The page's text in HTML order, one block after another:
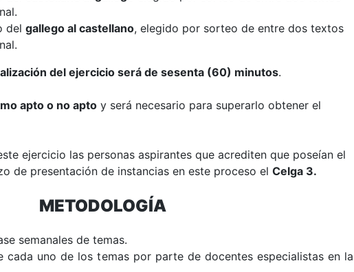
del gallego al castellano, elegido por sorteo de entre dos textos
del ejercicio será de sesenta (60) minutos.
apto o no apto y será necesario para superarlo obtener el
ejercicio las personas aspirantes que acrediten que poseían el
de presentación de instancias en este proceso el Celga 3.
METODOLOGÍA
semanales de temas.
cada uno de los temas por parte de docentes especialistas en la